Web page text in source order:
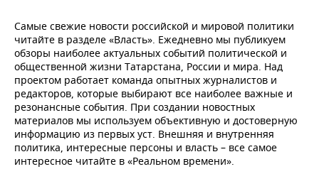
Самые свежие новости российской и мировой политики
читайте в разделе «Власть». Ежедневно мы публикуем
обзоры наиболее актуальных событий политической и
общественной жизни Татарстана, России и мира. Над
проектом работает команда опытных журналистов и
редакторов, которые выбирают все наиболее важные и
резонансные события. При создании новостных
материалов мы используем объективную и достоверную
информацию из первых уст. Внешняя и внутренняя
политика, интересные персоны и власть – все самое
интересное читайте в «Реальном времени».